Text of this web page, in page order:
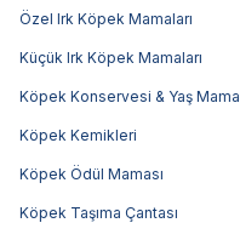
Özel Irk Köpek Mamaları
Küçük Irk Köpek Mamaları
Köpek Konservesi & Yaş Mama
Köpek Kemikleri
Köpek Ödül Maması
Köpek Taşıma Çantası